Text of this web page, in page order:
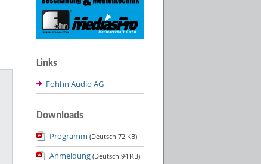
Links
Fohhn Audio AG
Downloads
Programm (Deutsch 72 KB)
Anmeldung (Deutsch 94 KB)